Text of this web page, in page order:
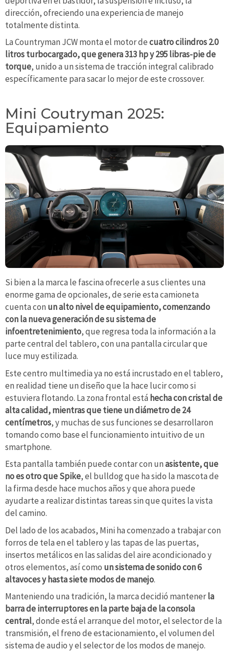
dirección, ofreciendo una experiencia de manejo
totalmente distinta.
La Countryman JCW monta el motor decuatro cilindros 2.0
litros turbocargado, que genera 313 hp y 295 libras-pie de
torque, unido a un sistema de tracción integral calibrado
específicamente para sacar lo mejor de este crossover.
Mini Coutryman 2025:
Equipamiento
Si bien a la marca le fascina ofrecerle a sus clientes una
enorme gama de opcionales, de serie esta camioneta
cuenta con un alto nivel de equipamiento, comenzando
con la nueva generación de su sistema de
infoentretenimiento, que regresa toda la información a la
parte central del tablero, con una pantalla circular que
luce muy estilizada.
Este centro multimedia ya no está incrustado en el tablero,
en realidad tiene un diseño que la hace lucir como si
estuviera flotando. La zona frontal está hecha con cristal de
alta calidad, mientras que tiene un diámetro de 24
centímetros, y muchas de sus funciones se desarrollaron
tomando como base el funcionamiento intuitivo de un
smartphone.
Esta pantalla también puede contar con unasistente, que
no es otro que Spike, el bulldog que ha sido la mascota de
la firma desde hace muchos años y que ahora puede
ayudarte a realizar distintas tareas sin que quites la vista
del camino.
Del lado de los acabados, Mini ha comenzado a trabajar con
forros de tela en el tablero y las tapas de las puertas,
insertos metálicos en las salidas del aire acondicionado y
otros elementos, así como un sistema de sonido con 6
altavoces y hasta siete modos de manejo.
Manteniendo una tradición, la marca decidió mantenerla
barra de interruptores en la parte baja de la consola
central, donde está el arranque del motor, el selector de la
transmisión, el freno de estacionamiento, el volumen del
sistema de audio y el selector de los modos de manejo.